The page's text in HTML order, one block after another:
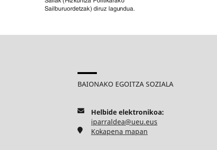
BAIONAKO EGOITZA SOZIALA
Helbide elektronikoa:
iparraldea@ueu.eus
Kokapena mapan